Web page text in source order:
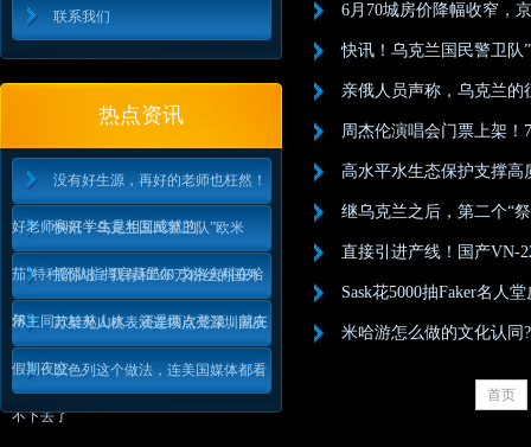
联系我们
热点资讯
没有好生源，再好的老师也枉然！
好老师和好学生是相互成就的
快讯！乌克兰国民警卫队”欧米
茄”特种部队指挥官基里尔·戈洛夫科在哈
尔
震惊啦！我有和500万粉丝的国外
博主同款桂林山水，还是两次登顶，就在
万架无人机表演连续点亮深圳国庆
假期夜空以色列这个做法，连美国媒体都看
不下去了
6月70城房价降幅收窄，
快讯！乌克兰国民警卫队
亲俄人员声称，乌克兰的
周杰伦演唱会门票上架！
高水平水生态保护支撑
继乌克兰之后，第二个“
直接引进产线！国产VN-
Sask花5000抽Faker名人
米哈游怎么做的文化认同
首页